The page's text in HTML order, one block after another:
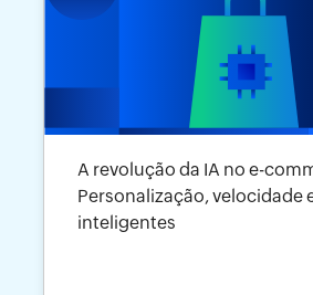
A revolução da IA no e-
Personalização, velocidade
inteligentes